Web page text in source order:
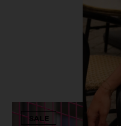
SALE